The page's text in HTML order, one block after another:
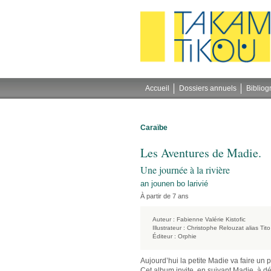
Accueil Dossiers annuels
Caraïbe
Les Aventures de Madie.
Une journée à la rivière
an jounen bo larivié
À partir de 7 ans
Auteur : Fabienne Valérie Kistofic
Illustrateur : Christophe Relouzat alias Tito
Éditeur : Orphie
Aujourd’hui la petite Madie va faire un